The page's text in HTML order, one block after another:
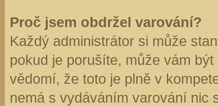
Proč jsem obdržel varování?
Každý administrátor si může
pokud je porušíte, může vám
vědomí, že toto je plně v
nemá s vydáváním varování nic